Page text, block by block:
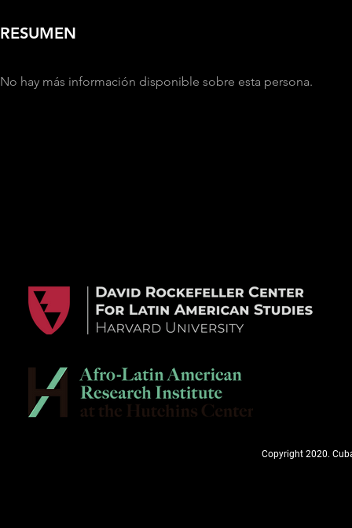
RESUMEN
No hay más información disponible sobre esta persona.
Copyright 2020.